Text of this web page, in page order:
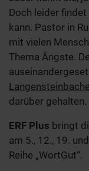
Doch leider
kann. Pastor in
mit vielen
Thema Ängste.
darüber gehalten.
ERF Plus bringt
am 5., 12., 19.
Reihe „WortGut“.